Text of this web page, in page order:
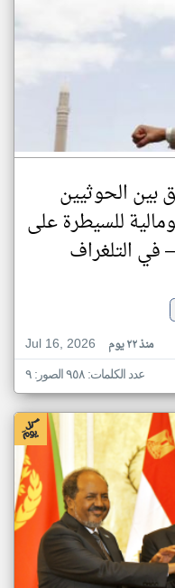
الحوثيين
للسيطرة على
في التلغراف
Jul 16, 2026
منذ ٢٢ يوم
عدد الكلمات: ٩٥٨ الصور: ٩